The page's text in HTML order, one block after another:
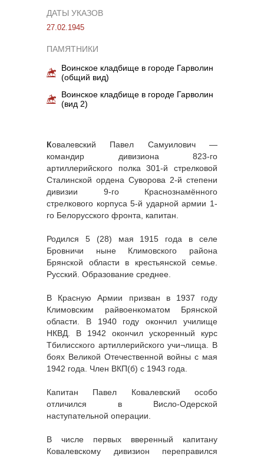
ДАТЫ УКАЗОВ
27.02.1945
ПАМЯТНИКИ
Воинское кладбище в городе Гарволин
(общий вид)
Воинское кладбище в городе Гарволин
(вид 2)
Ковалевский Павел Самуилович —
командир дивизиона 823-го
артиллерийского полка 301-й стрелковой
Сталинской ордена Суворова 2-й степени
дивизии 9-го Краснознамённого
стрелкового корпуса 5-й ударной армии 1-
го Белорусского фронта, капитан.
Родился 5 (28) мая 1915 года в селе
Бровничи ныне Климовского района
Брянской области в крестьянской семье.
Русский. Образование среднее.
В Красную Армии призван в 1937 году
Климовским райвоенкоматом Брянской
области. В 1940 году окончил училище
НКВД. В 1942 окончил ускоренный курс
Тбилисского артиллерийского учи¬лища. В
боях Великой Отечественной войны с мая
1942 года. Член ВКП(б) с 1943 года.
Капитан Павел Ковалевский особо
отличился в Висло-Одерской
наступательной операции.
В числе первых вверенный капитану
Ковалевскому дивизион переправился